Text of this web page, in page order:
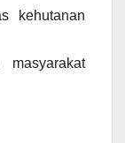
kehutanan